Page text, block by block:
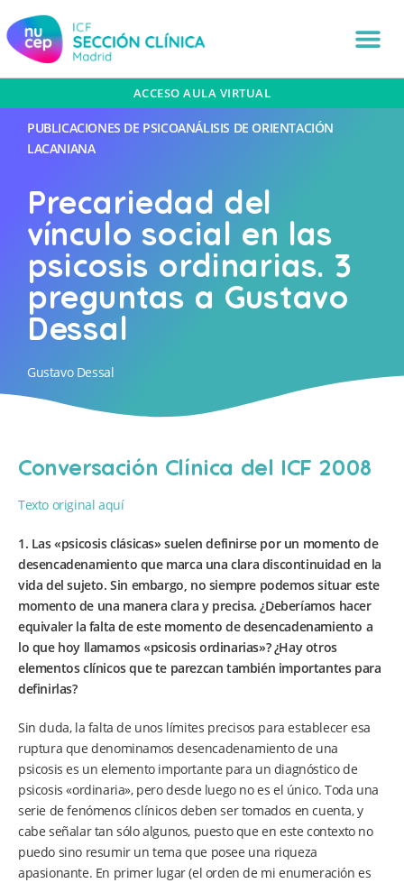
ACCESO AULA VIRTUAL
PUBLICACIONES DE PSICOANÁLISIS DE ORIENTACIÓN
LACANIANA
Precariedad del
vínculo social en las
psicosis ordinarias. 3
preguntas a Gustavo
Dessal
Gustavo Dessal
Conversación Clínica del ICF 2008
Texto original aquí
1. Las «psicosis clásicas» suelen definirse por un momento de
desencadenamiento que marca una clara discontinuidad en la
vida del sujeto. Sin embargo, no siempre podemos situar este
momento de una manera clara y precisa. ¿Deberíamos hacer
equivaler la falta de este momento de desencadenamiento a
lo que hoy llamamos «psicosis ordinarias»? ¿Hay otros
elementos clínicos que te parezcan también importantes para
definirlas?
Sin duda, la falta de unos límites precisos para establecer esa
ruptura que denominamos desencadenamiento de una
psicosis es un elemento importante para un diagnóstico de
psicosis «ordinaria», pero desde luego no es el único. Toda una
serie de fenómenos clínicos deben ser tomados en cuenta, y
cabe señalar tan sólo algunos, puesto que en este contexto no
puedo sino resumir un tema que posee una riqueza
apasionante. En primer lugar (el orden de mi enumeración es